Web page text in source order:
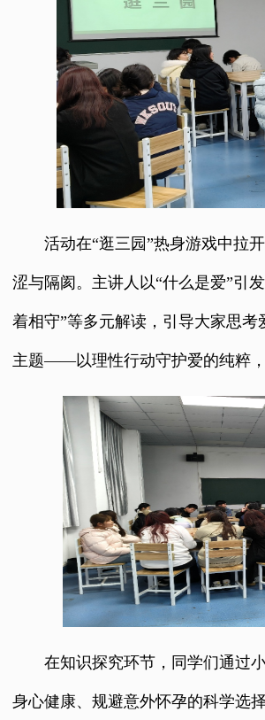
活动在“逛三园”热身游戏中拉
涩与隔阂。主讲人以“什么是爱”引
着相守”等多元解读，引导大家思
主题——以理性行动守护爱的纯粹，
在知识探究环节，同学们通过
身心健康、规避意外怀孕的科学选